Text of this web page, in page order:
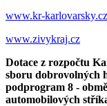
www.kr-karlovarsky.cz
www.zivykraj.cz
Dotace z rozpočtu
sboru dobrovolných
podprogram 8 -
automobilových